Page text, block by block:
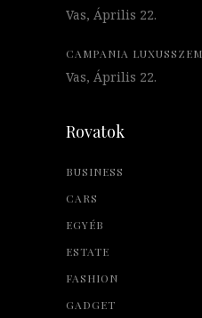
Vas, Április 22.
CAMPANIA
Vas, Április 22.
Rovatok
BUSINESS
CARS
EGYÉB
ESTATE
FASHION
GADGET